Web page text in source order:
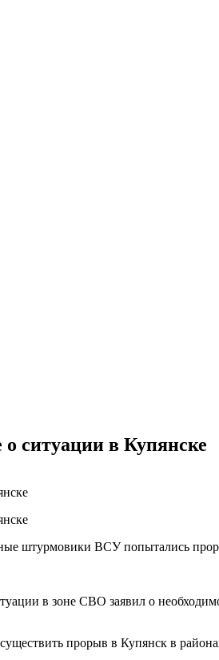
о ситуации в Купянске
штурмовики ВСУ попытались
в зоне СВО заявил о
прорыв в Купянск в